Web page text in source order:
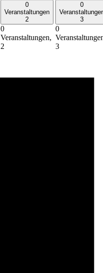
0
Veranstaltungen
2
0
Veranstaltungen,
2
0
3
0
3